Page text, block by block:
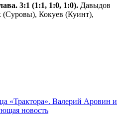
3:1 (1:1, 1:0, 1:0). Давыдов
Кокуев (Куинт),
«Трактора». Валерий Аровин и
новость